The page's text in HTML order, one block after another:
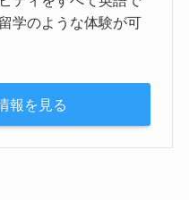
学のような体験が可
報を見る